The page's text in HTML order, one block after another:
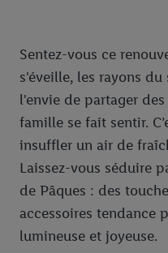
Sentez-vous ce
s'éveille, les rayons
l'envie de partager
famille se fait sentir.
insuffler un air de
Laissez-vous séduire
de Pâques : des
accessoires tendance
lumineuse et joyeuse.